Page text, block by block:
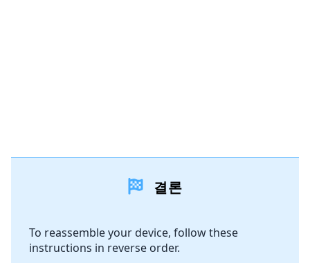
결론
To reassemble your device, follow these
instructions in reverse order.